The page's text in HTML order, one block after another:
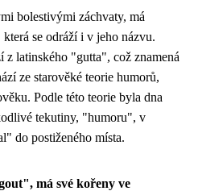
bolestivými záchvaty, má
se odráží i v jeho názvu.
z latinského "gutta", což znamená
ze starověké teorie humorů,
Podle této teorie byla dna
tekutiny, "humoru", v
do postiženého místa.
má své kořeny ve